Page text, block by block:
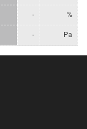
- %
- Pa